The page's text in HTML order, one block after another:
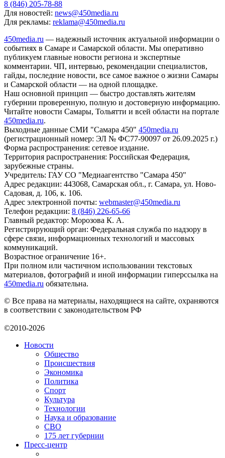
8 (846) 205-78-88
Для новостей: news@450media.ru
Для рекламы: reklama@450media.ru
450media.ru — надежный источник актуальной информации о
событиях в Самаре и Самарской области. Мы оперативно
публикуем главные новости региона и экспертные
комментарии. ЧП, интервью, рекомендации специалистов,
гайды, последние новости, все самое важное о жизни Самары
и Самарской области — на одной площадке.
Наш основной принцип — быстро доставлять жителям
губернии проверенную, полную и достоверную информацию.
Читайте новости Самары, Тольятти и всей области на портале
450media.ru.
Выходные данные СМИ "Самара 450" 450media.ru
(регистрационный номер: ЭЛ № ФС77-90097 от 26.09.2025 г.)
Форма распространения: сетевое издание.
Территория распространения: Российская Федерация,
зарубежные страны.
Учредитель: ГАУ СО "Медиаагентство "Самара 450"
Адрес редакции: 443068, Самарская обл., г. Самара, ул. Ново-
Садовая, д. 106, к. 106.
Адрес электронной почты: webmaster@450media.ru
Телефон редакции: 8 (846) 226-65-66
Главный редактор: Морозова К. А.
Регистрирующий орган: Федеральная служба по надзору в
сфере связи, информационных технологий и массовых
коммуникаций.
Возрастное ограничение 16+.
При полном или частичном использовании текстовых
материалов, фотографий и иной информации гиперссылка на
450media.ru обязательна.
© Все права на материалы, находящиеся на сайте, охраняются
в соответствии с законодательством РФ
©2010-2026
Новости
Общество
Происшествия
Экономика
Политика
Спорт
Культура
Технологии
Наука и образование
СВО
175 лет губернии
Пресс-центр